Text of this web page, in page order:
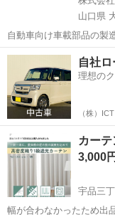
山口県
自動車向け車載部品の製
中！友達同士での応募
社負担！生活支援物資事
♪《山口県山口
山口 山口市 大歳
自社
理想の
（株）ICT
カーテ
3,000円
宇品三
幅が合わなかったため出